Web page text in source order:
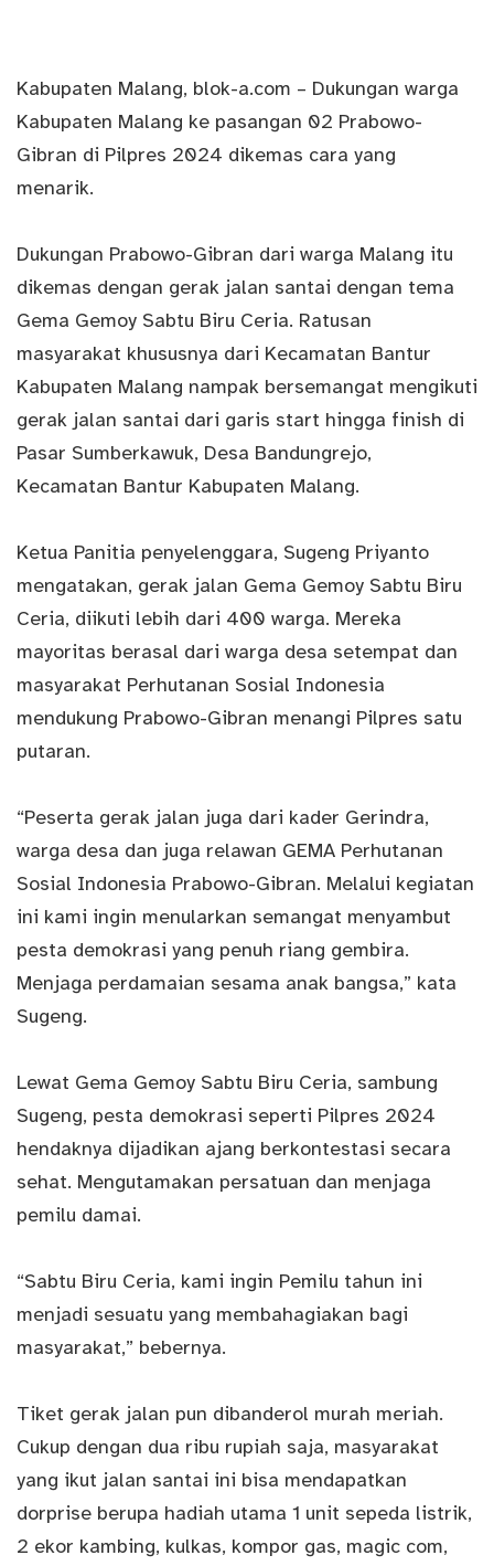
Kabupaten Malang, blok-a.com – Dukungan warga
Kabupaten Malang ke pasangan 02 Prabowo-
Gibran di Pilpres 2024 dikemas cara yang
menarik.
Dukungan Prabowo-Gibran dari warga Malang itu
dikemas dengan gerak jalan santai dengan tema
Gema Gemoy Sabtu Biru Ceria. Ratusan
masyarakat khususnya dari Kecamatan Bantur
Kabupaten Malang nampak bersemangat mengikuti
gerak jalan santai dari garis start hingga finish di
Pasar Sumberkawuk, Desa Bandungrejo,
Kecamatan Bantur Kabupaten Malang.
Ketua Panitia penyelenggara, Sugeng Priyanto
mengatakan, gerak jalan Gema Gemoy Sabtu Biru
Ceria, diikuti lebih dari 400 warga. Mereka
mayoritas berasal dari warga desa setempat dan
masyarakat Perhutanan Sosial Indonesia
mendukung Prabowo-Gibran menangi Pilpres satu
putaran.
“Peserta gerak jalan juga dari kader Gerindra,
warga desa dan juga relawan GEMA Perhutanan
Sosial Indonesia Prabowo-Gibran. Melalui kegiatan
ini kami ingin menularkan semangat menyambut
pesta demokrasi yang penuh riang gembira.
Menjaga perdamaian sesama anak bangsa,” kata
Sugeng.
Lewat Gema Gemoy Sabtu Biru Ceria, sambung
Sugeng, pesta demokrasi seperti Pilpres 2024
hendaknya dijadikan ajang berkontestasi secara
sehat. Mengutamakan persatuan dan menjaga
pemilu damai.
“Sabtu Biru Ceria, kami ingin Pemilu tahun ini
menjadi sesuatu yang membahagiakan bagi
masyarakat,” bebernya.
Tiket gerak jalan pun dibanderol murah meriah.
Cukup dengan dua ribu rupiah saja, masyarakat
yang ikut jalan santai ini bisa mendapatkan
dorprise berupa hadiah utama 1 unit sepeda listrik,
2 ekor kambing, kulkas, kompor gas, magic com,